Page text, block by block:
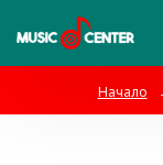
Начало